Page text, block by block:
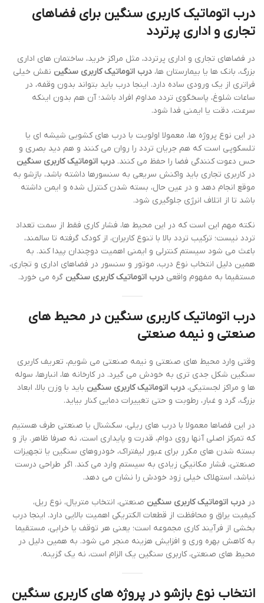
درب اتوماتیک کاربری سنگین برای فضاهای
تجاری و اداری پرتردد
در فضاهای تجاری و اداری پرتردد، مثل مراکز خرید، ساختمان های اداری
بزرگ، بانک ها یا بیمارستان ها، درب اتوماتیک کاربری سنگین نقش خیلی
فراتری از یک ورودی ساده دارد. اینجا درب باید بتواند بدون وقفه، در
ساعات شلوغ، پاسخگوی تردد مداوم افراد باشد؛ آن هم بدون اینکه
سرعت، دقت یا ایمنی فدا شود.
در این نوع پروژه ها، معمولا اولویت با درب های کشویی شیشه ای یا
تلسکوپی است که هم جریان تردد را روان می کنند و هم دید بصری و
حس دعوت کنندگی فضا را حفظ می کنند. درب اتوماتیک کاربری سنگین
در کاربری تجاری باید واکنش سریعی به سنسورها داشته باشد، بازشو به
موقع انجام دهد و در عین حال، بسته شدن کنترل شده و ایمن داشته
باشد تا از اتلاف انرژی جلوگیری شود.
نکته مهم این است که در این محیط ها، فشار کاری فقط از سمت تعداد
تردد نیست؛ ترکیب تردد بالا با تنوع کاربران، از کودک گرفته تا سالمند،
باعث می شود سیستم کنترلی و ایمنی اهمیت دوچندان پیدا کند. به
همین دلیل انتخاب نوع درب، موتور و سنسور در فضاهای اداری و تجاری،
مستقیما به مفهوم واقعی درب اتوماتیک کاربری سنگین گره می خورد.
درب اتوماتیک کاربری سنگین در محیط های
صنعتی و نیمه صنعتی
وقتی وارد محیط های صنعتی و نیمه صنعتی می شویم، تعریف کاربری
سنگین شکل جدی تری به خودش می گیرد. در کارخانه ها، انبارها، سوله
ها و مراکز لجستیکی، درب اتوماتیک کاربری سنگین باید با وزن بالا، ابعاد
بزرگ، گرد و غبار، رطوبت و حتی تغییرات دمایی کنار بیاید.
در این فضاها معمولا با درب های ریلی، سکشنال یا صنعتی طرف هستیم
که تمرکز اصلی آنها روی دوام، قدرت و پایداری است، نه صرفا ظاهر. باز و
بسته شدن های مکرر برای عبور لیفتراک، خودروهای سنگین یا تجهیزات
صنعتی، فشار مکانیکی زیادی به سیستم وارد می کند. اگر طراحی درست
نباشد، استهلاک خیلی زود خودش را نشان می دهد.
در درب اتوماتیک کاربری سنگین صنعتی، انتخاب متریال، نوع ریل،
کیفیت یراق و محافظت از قطعات الکتریکی اهمیت بالایی دارد. اینجا درب
بخشی از فرآیند کاری مجموعه است؛ یعنی هر توقف یا خرابی، مستقیما
به کاهش بهره وری و افزایش هزینه منجر می شود. به همین دلیل در
محیط های صنعتی، کاربری سنگین یک الزام است، نه یک گزینه.
انتخاب نوع بازشو در پروژه های کاربری سنگین